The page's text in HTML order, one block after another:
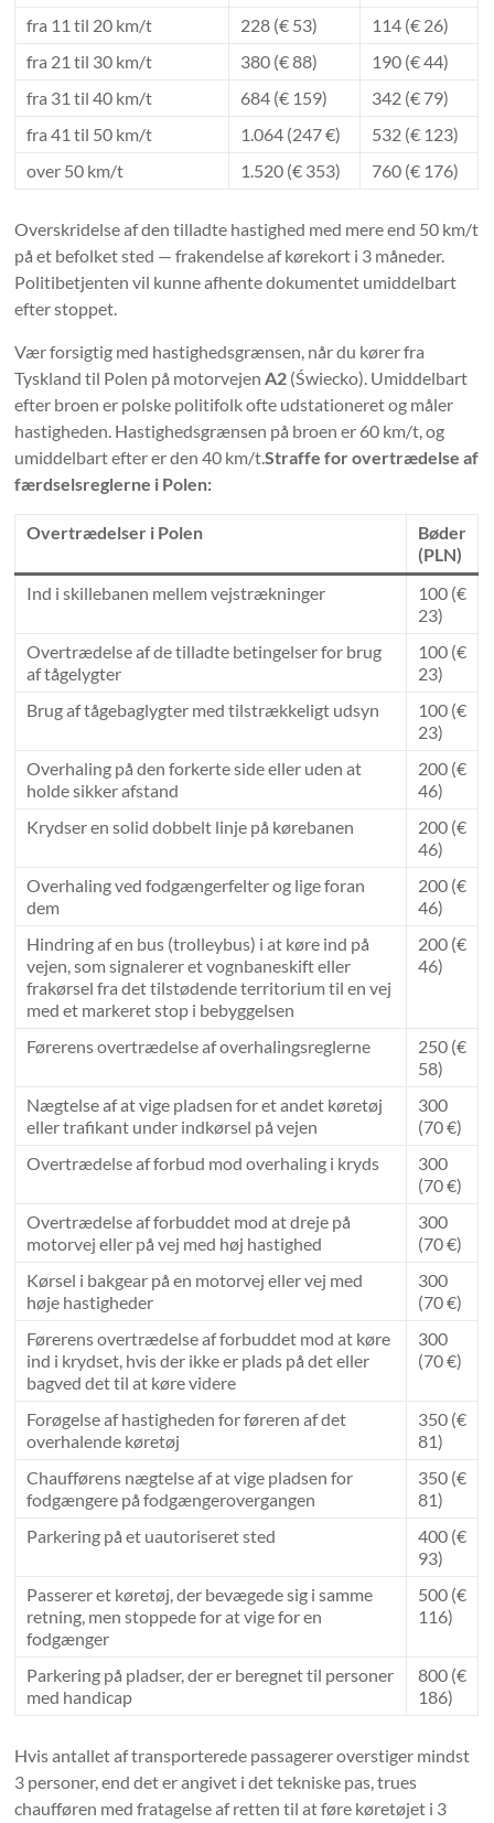
fra 11 til 20 km/t 228 (€ 53)
114 (€ 26)
fra 21 til 30 km/t
380 (€ 88)
190 (€ 44)
fra 31 til 40 km/t
684 (€ 159)
342 (€ 79)
fra 41 til 50 km/t
1.064 (247 €)
532 (€ 123)
over 50 km/t
1.520 (€ 353) 760 (€ 176)
Overskridelse af den tilladte hastighed med mere end 50 km/t
på et befolket sted — frakendelse af kørekort i 3 måneder.
Politibetjenten vil kunne afhente dokumentet umiddelbart
efter stoppet.
Vær forsigtig med hastighedsgrænsen, når du kører fra
Tyskland til Polen på motorvejenA2 (Świecko). Umiddelbart
efter broen er polske politifolk ofte udstationeret og måler
hastigheden. Hastighedsgrænsen på broen er 60 km/t, og
umiddelbart efter er den 40 km/t.Straffe for overtrædelse af
færdselsreglerne i Polen:
Overtrædelser i Polen
Bøder
(PLN)
Ind i skillebanen mellem vejstrækninger
100 (€
23)
Overtrædelse af de tilladte betingelser for brug
af tågelygter
100 (€
23)
Brug af tågebaglygter med tilstrækkeligt udsyn
100 (€
23)
Overhaling på den forkerte side eller uden at
holde sikker afstand
200 (€
46)
Krydser en solid dobbelt linje på kørebanen
200 (€
46)
Overhaling ved fodgængerfelter og lige foran
dem
200 (€
46)
Hindring af en bus (trolleybus) i at køre ind på
vejen, som signalerer et vognbaneskift eller
frakørsel fra det tilstødende territorium til en vej
med et markeret stop i bebyggelsen
200 (€
46)
Førerens overtrædelse af overhalingsreglerne
250 (€
58)
Nægtelse af at vige pladsen for et andet køretøj
eller trafikant under indkørsel på vejen
300
(70 €)
Overtrædelse af forbud mod overhaling i kryds
300
(70 €)
Overtrædelse af forbuddet mod at dreje på
motorvej eller på vej med høj hastighed
300
(70 €)
Kørsel i bakgear på en motorvej eller vej med
høje hastigheder
300
(70 €)
Førerens overtrædelse af forbuddet mod at køre
ind i krydset, hvis der ikke er plads på det eller
bagved det til at køre videre
300
(70 €)
Forøgelse af hastigheden for føreren af ​​det
overhalende køretøj
350 (€
81)
Chaufførens nægtelse af at vige pladsen for
fodgængere på fodgængerovergangen
350 (€
81)
Parkering på et uautoriseret sted
400 (€
93)
Passerer et køretøj, der bevægede sig i samme
retning, men stoppede for at vige for en
fodgænger
500 (€
116)
Parkering på pladser, der er beregnet til personer
med handicap
800 (€
186)
Hvis antallet af transporterede passagerer overstiger mindst
3 personer, end det er angivet i det tekniske pas, trues
chaufføren med fratagelse af retten til at føre køretøjet i 3